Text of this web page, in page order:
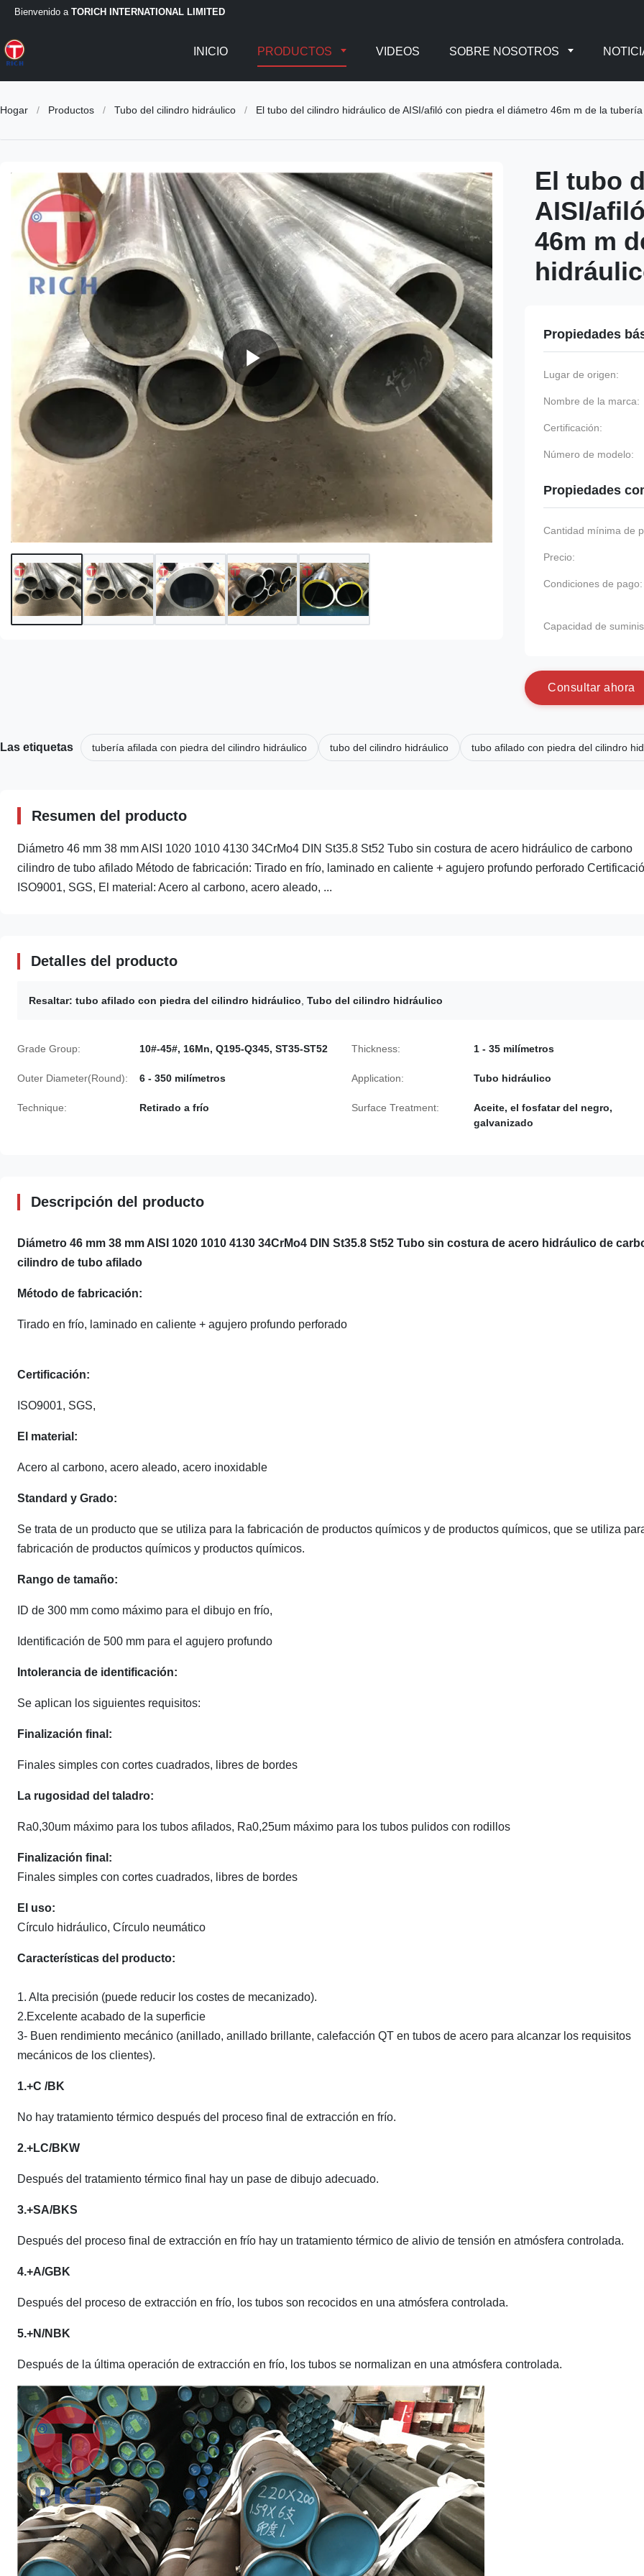
Bienvenido a TORICH INTERNATIONAL LIMITED
INICIO PRODUCTOS VIDEOS SOBRE NOSOTROS
Hogar / Productos / Tubo del cilindro hidráulico / El tubo del cilindro hidráulico de AISI/afiló con piedra el diámetro 46m m de la
El tubo
AISI/
46m m
Propiedades
Lugar de origen:
Nombre de la marca:
Certificación:
Número de modelo:
Propiedades
Cantidad mínima de
Precio:
Condiciones de pago:
Capacidad de
Consu tar a hora
Las etiquetas tubería afilada con piedra del cilindro hidráulico tubo del cilindro hidráulico tubo afilado con piedra del cilindro
Resumen del producto
Diámetro 46 mm 38 mm AISI 1020 1010 4130 34CrMo4 DIN St35.8 St52 Tubo sin costura de acero hidráulico de carbono
cilindro de tubo afilado Método de fabricación: Tirado en frío, laminado en caliente + agujero profundo perforado
ISO9001, SGS, El material: Acero al carbono, acero aleado, ...
Detalles del producto
Resaltar: tubo afilado con piedra del cilindro hidráulico Tubo del cilindro hidráulico
Grade Group: 10#-45#, 16Mn, Q195-Q345, ST35-ST52 Thickness: 1 - 35 milímetros
Outer Diameter(Round): 6 - 350 milímetros Application: Tubo hidráulico
Technique: Retirado a frío Surface Treatment:
Aceite, el fosfatar del negro,
galvanizado
Descripción del producto
Diámetro 46 mm 38 mm AISI 1020 1010 4130 34CrMo4 DIN St35.8 St52 Tubo sin costura de acero hidráulico de
cilindro de tubo afilado
Método de fabricación:
Tirado en frío, laminado en caliente + agujero profundo perforado
Certificación:
ISO9001, SGS,
El material:
Acero al carbono, acero aleado, acero inoxidable
Standard y Grado:
Se trata de un producto que se utiliza para la fabricación de productos químicos y de productos químicos, que se utiliza
fabricación de productos químicos y productos químicos.
Rango de tamaño:
ID de 300 mm como máximo para el dibujo en frío,
Identificación de 500 mm para el agujero profundo
Intolerancia de identificación:
Se aplican los siguientes requisitos:
Finalización final:
Finales simples con cortes cuadrados, libres de bordes
La rugosidad del taladro:
Ra0,30um máximo para los tubos afilados, Ra0,25um máximo para los tubos pulidos con rodillos
Finalización final:
Finales simples con cortes cuadrados, libres de bordes
El uso:
Círculo hidráulico, Círculo neumático
Características del producto:
1. Alta precisión (puede reducir los costes de mecanizado).
2.Excelente acabado de la superficie
3- Buen rendimiento mecánico (anillado, anillado brillante, calefacción QT en tubos de acero para alcanzar los requisitos
mecánicos de los clientes).
1.+C /BK
No hay tratamiento térmico después del proceso final de extracción en frío.
2.+LC/BKW
Después del tratamiento térmico final hay un pase de dibujo adecuado.
3.+SA/BKS
Después del proceso final de extracción en frío hay un tratamiento térmico de alivio de tensión en atmósfera controlada.
4.+A/GBK
Después del proceso de extracción en frío, los tubos son recocidos en una atmósfera controlada.
5.+N/NBK
Después de la última operación de extracción en frío, los tubos se normalizan en una atmósfera controlada.